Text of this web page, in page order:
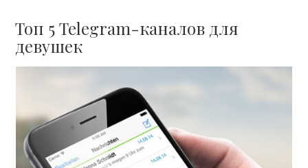
Топ 5 Telegram-каналов для
девушек